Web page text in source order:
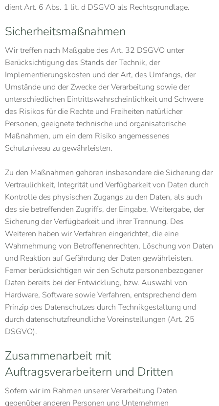
dient Art. 6 Abs. 1 lit. d DSGVO als Rechtsgrundlage.
Sicherheitsmaßnahmen
Wir treffen nach Maßgabe des Art. 32 DSGVO unter
Berücksichtigung des Stands der Technik, der
Implementierungskosten und der Art, des Umfangs, der
Umstände und der Zwecke der Verarbeitung sowie der
unterschiedlichen Eintrittswahrscheinlichkeit und Schwere
des Risikos für die Rechte und Freiheiten natürlicher
Personen, geeignete technische und organisatorische
Maßnahmen, um ein dem Risiko angemessenes
Schutzniveau zu gewährleisten.
Zu den Maßnahmen gehören insbesondere die Sicherung der
Vertraulichkeit, Integrität und Verfügbarkeit von Daten durch
Kontrolle des physischen Zugangs zu den Daten, als auch
des sie betreffenden Zugriffs, der Eingabe, Weitergabe, der
Sicherung der Verfügbarkeit und ihrer Trennung. Des
Weiteren haben wir Verfahren eingerichtet, die eine
Wahrnehmung von Betroffenenrechten, Löschung von Daten
und Reaktion auf Gefährdung der Daten gewährleisten.
Ferner berücksichtigen wir den Schutz personenbezogener
Daten bereits bei der Entwicklung, bzw. Auswahl von
Hardware, Software sowie Verfahren, entsprechend dem
Prinzip des Datenschutzes durch Technikgestaltung und
durch datenschutzfreundliche Voreinstellungen (Art. 25
DSGVO).
Zusammenarbeit mit
Auftragsverarbeitern und Dritten
Sofern wir im Rahmen unserer Verarbeitung Daten
gegenüber anderen Personen und Unternehmen